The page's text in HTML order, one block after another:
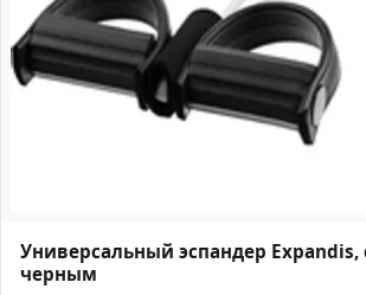
Универсальный эспандер Expandis,
черным